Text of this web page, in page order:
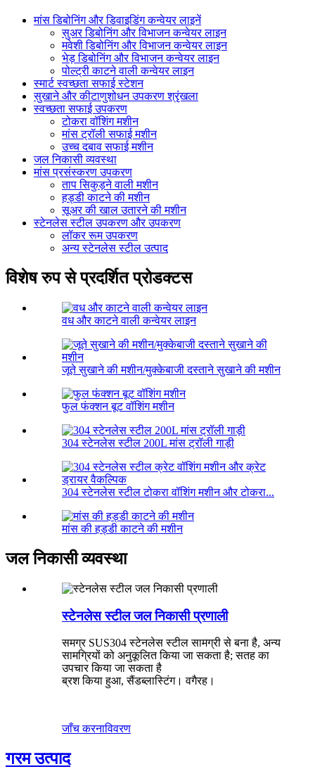
मांस डिबोनिंग और डिवाइडिंग कन्वेयर लाइनें
सुअर डिबोनिंग और विभाजन कन्वेयर लाइन
मवेशी डिबोनिंग और विभाजन कन्वेयर लाइन
भेड़ डिबोनिंग और विभाजन कन्वेयर लाइन
पोल्ट्री काटने वाली कन्वेयर लाइन
स्मार्ट स्वच्छता सफाई स्टेशन
सुखाने और कीटाणुशोधन उपकरण श्रृंखला
स्वच्छता सफाई उपकरण
टोकरा वॉशिंग मशीन
मांस ट्रॉली सफाई मशीन
उच्च दबाव सफाई मशीन
जल निकासी व्यवस्था
मांस प्रसंस्करण उपकरण
ताप सिकुड़ने वाली मशीन
हड्डी काटने की मशीन
सूअर की खाल उतारने की मशीन
स्टेनलेस स्टील उपकरण और उपकरण
लॉकर रूम उपकरण
अन्य स्टेनलेस स्टील उत्पाद
विशेष रुप से प्रदर्शित प्रोडक्टस
वध और काटने वाली कन्वेयर लाइन
जूते सुखाने की मशीन/मुक्केबाजी दस्ताने सुखाने की मशीन
फुल फंक्शन बूट वॉशिंग मशीन
304 स्टेनलेस स्टील 200L मांस ट्रॉली गाड़ी
304 स्टेनलेस स्टील टोकरा वॉशिंग मशीन और टोकरा...
मांस की हड्डी काटने की मशीन
जल निकासी व्यवस्था
स्टेनलेस स्टील जल निकासी प्रणाली
समग्र SUS304 स्टेनलेस स्टील सामग्री से बना है, अन्य
सामग्रियों को अनुकूलित किया जा सकता है; सतह का
उपचार किया जा सकता है
ब्रश किया हुआ, सैंडब्लास्टिंग। वगैरह।
जाँच करनाविवरण
गरम उत्पाद